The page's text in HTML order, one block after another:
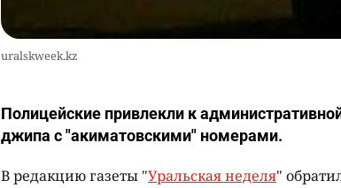
uralskweek.kz
Полицейские привлекли к
джипа с "акиматовскими" номерами.
В редакцию газеты "Уральская неделя"